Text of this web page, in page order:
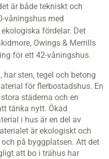
är både tekniskt och
våningshus med
fördelar. Det
Owings & Merrills
för ett 42-våningshus.
har sten, tegel och betong
för flerbostadshus. En
städerna och en
tänka nytt. Ökad
i hus är en del av
är ekologiskt och
på byggplatsen. Att det
att bo i trähus har